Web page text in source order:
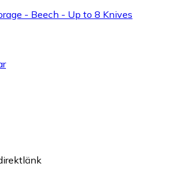
- Beech - Up to 8 Knives